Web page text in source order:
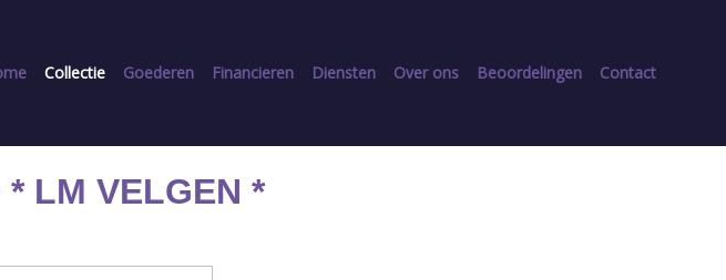
Collectie Goederen Financieren Diensten Over ons Beoordelingen Contact
LM VELGEN *